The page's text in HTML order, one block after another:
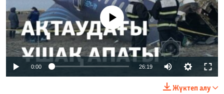
No media source currently available
0:00 26:19
Жүктеп алу